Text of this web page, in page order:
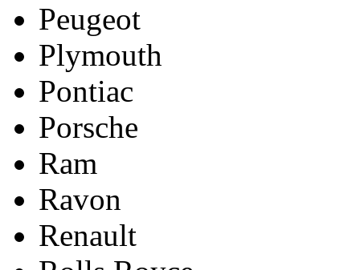
Peugeot
Plymouth
Pontiac
Porsche
Ram
Ravon
Renault